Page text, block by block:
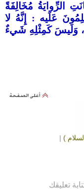
الرِّوايَةُ مُخَالِفَةً
عَلَيه : إِنَّهُ لا
، وَلَيسَ كَمِثْلِهِ شَيءٌ
)
|
تعليقك